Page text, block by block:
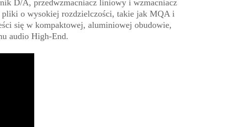
D/A, przedwzmacniacz liniowy i wzmacniacz
pliki o wysokiej rozdzielczości, takie jak MQA i
się w kompaktowej, aluminiowej obudowie,
audio High-End.